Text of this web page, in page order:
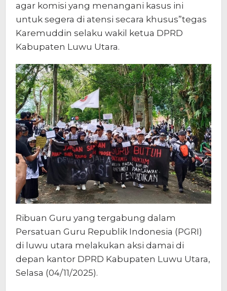
agar komisi yang menangani kasus ini
untuk segera di atensi secara khusus”tegas
Karemuddin selaku wakil ketua DPRD
Kabupaten Luwu Utara.
Ribuan Guru yang tergabung dalam
Persatuan Guru Republik Indonesia (PGRI)
di luwu utara melakukan aksi damai di
depan kantor DPRD Kabupaten Luwu Utara,
Selasa (04/11/2025).